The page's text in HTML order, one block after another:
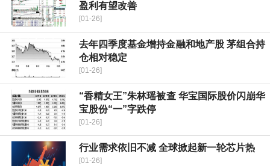
盈利有望改善
[01-26]
去年四季度基金增持金融和地产股 茅组合持
仓相对稳定
[01-26]
“香精女王”朱林瑶被查 华宝国际股价闪崩华
宝股份“一”字跌停
[01-26]
行业需求依旧不减 全球掀起新一轮芯片热
[01-26]